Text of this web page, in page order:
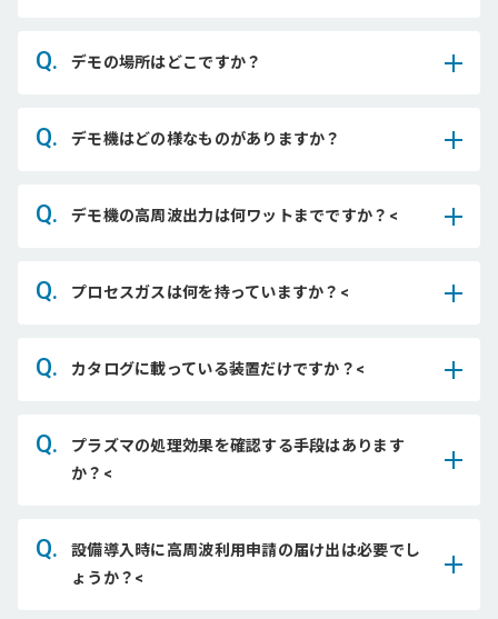
Q. デモの場所はどこですか？
Q. デモ機はどの様なものがありますか？
Q. デモ機の高周波出力は何ワットまでですか？<
Q. プロセスガスは何を持っていますか？<
Q. カタログに載っている装置だけですか？<
Q.
プラズマの処理効果を確認する手段はあります
か？<
Q.
設備導入時に高周波利用申請の届け出は必要でし
ょうか？<